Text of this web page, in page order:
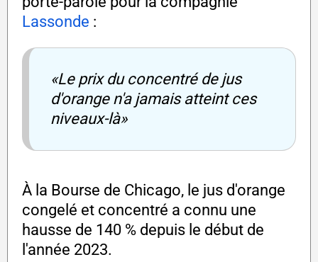
Lassonde :
«Le prix du concentré de jus
d'orange n'a jamais atteint ces
niveaux-là»
À la Bourse de Chicago, le jus d'orange
congelé et concentré a connu une
hausse de 140 % depuis le début de
l'année 2023.